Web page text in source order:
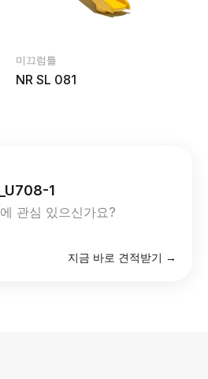
미끄럼틀
NR SL 081
1
관심 있으신가요?
지금 바로 견적받기 →